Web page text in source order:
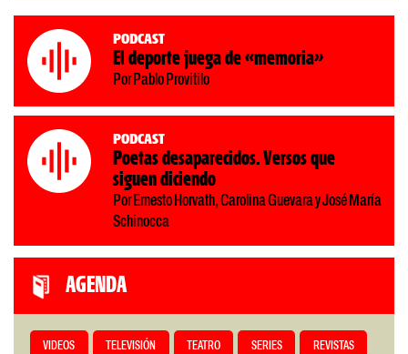
Podcast
El deporte juega de «memoria»
Por Pablo Provitilo
Podcast
Poetas desaparecidos. Versos que
siguen diciendo
Por Ernesto Horvath, Carolina Guevara y José María
Schinocca
AGENDA
VIDEOS TELEVISIÓN TEATRO SERIES REVISTAS